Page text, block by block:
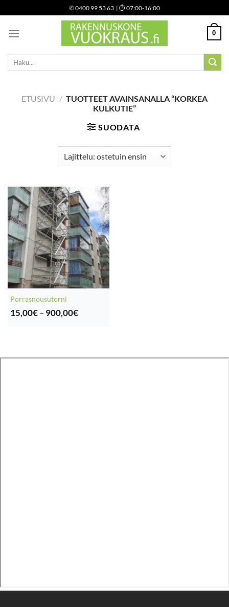
to
content
✆0400 99 53 63 | ⏱ 07:00-16:00
0
Etsi:
ETUSIVU / TUOTTEET AVAINSANALLA “KORKEA
KULKUTIE”
SUODATA
Porrasnousutorni
15,00€ – 900,00€Hintaluokka: